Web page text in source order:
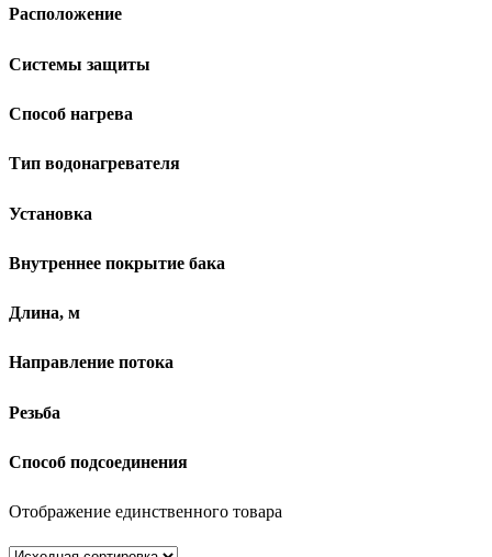
Расположение
Системы защиты
Способ нагрева
Тип водонагревателя
Установка
Внутреннее покрытие бака
Длина, м
Направление потока
Резьба
Способ подсоединения
Отображение единственного товара